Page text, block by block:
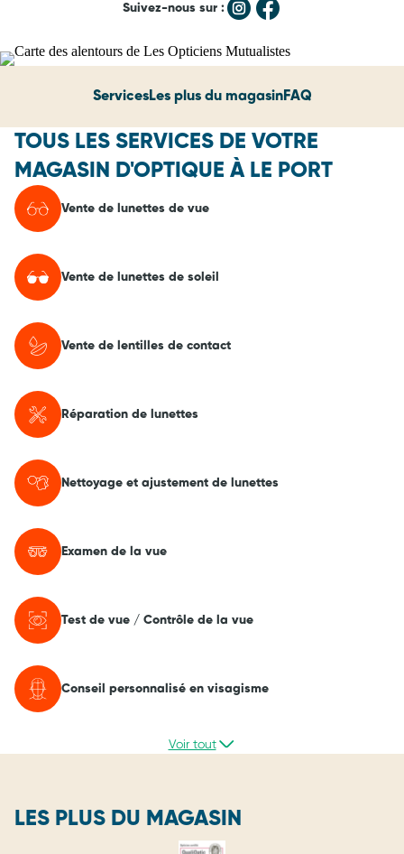
Suivez-nous sur :
ServicesLes plus du magasinFAQ
TOUS LES SERVICES DE VOTRE
MAGASIN D'OPTIQUE À LE PORT
Vente de lunettes de vue
Vente de lunettes de soleil
Vente de lentilles de contact
Réparation de lunettes
Nettoyage et ajustement de lunettes
Examen de la vue
Test de vue / Contrôle de la vue
Conseil personnalisé en visagisme
Voir tout
LES PLUS DU MAGASIN